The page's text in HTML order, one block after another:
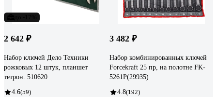
2 642 ₽
Набор ключей Дело Техники
рожковых 12 штук, планшет
тетрон. 510620
4.6(59)
3 482 ₽
Набор комбинированных ключей
Forcekraft 25 пр, на полотне FK-
5261P(29935)
4.8(192)